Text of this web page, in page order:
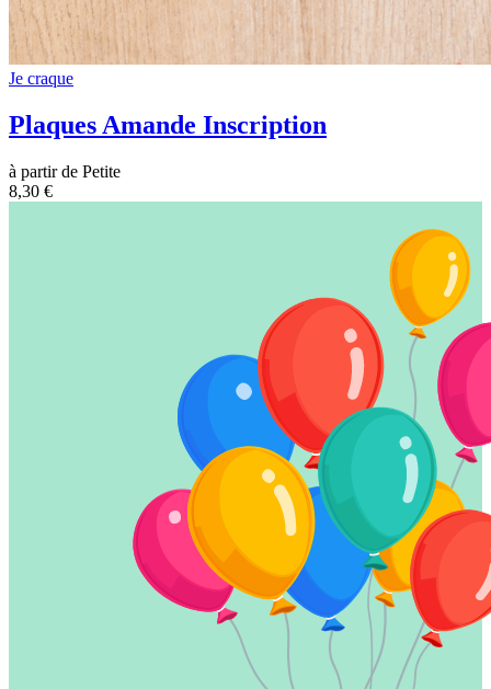
Je craque
Plaques Amande Inscription
à partir de Petite
8,30 €